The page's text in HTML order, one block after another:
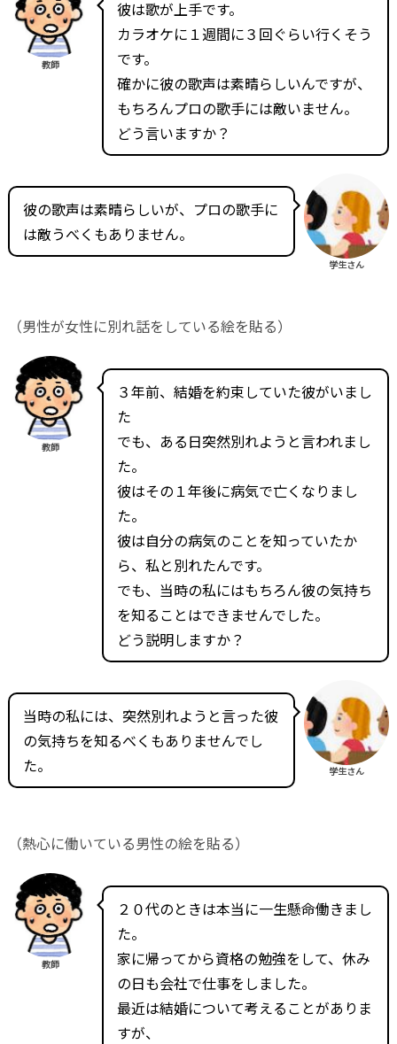
教師
彼は歌が上手です。
カラオケに１週間に３回ぐらい行くそう
です。
確かに彼の歌声は素晴らしいんですが、
もちろんプロの歌手には敵いません。
どう言いますか？
彼の歌声は素晴らしいが、プロの歌手に
は敵うべくもありません。
学生さん
（男性が女性に別れ話をしている絵を貼る）
教師
３年前、結婚を約束していた彼がいまし
た
でも、ある日突然別れようと言われまし
た。
彼はその１年後に病気で亡くなりまし
た。
彼は自分の病気のことを知っていたか
ら、私と別れたんです。
でも、当時の私にはもちろん彼の気持ち
を知ることはできませんでした。
どう説明しますか？
当時の私には、突然別れようと言った彼
の気持ちを知るべくもありませんでし
た。
学生さん
（熱心に働いている男性の絵を貼る）
教師
２０代のときは本当に一生懸命働きまし
た。
家に帰ってから資格の勉強をして、休み
の日も会社で仕事をしました。
最近は結婚について考えることがありま
すが、